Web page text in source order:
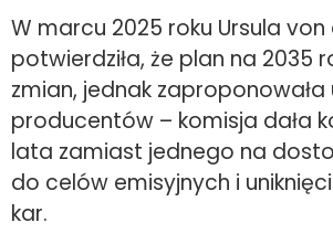
W marcu 2025 roku Ursula von
potwierdziła, że plan na 2035
zmian, jednak zaproponowała
producentów – komisja dała
lata zamiast jednego na
do celów emisyjnych i
kar.